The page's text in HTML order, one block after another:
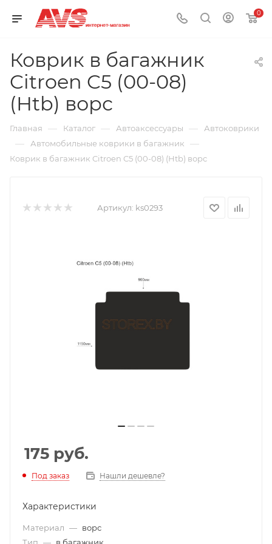
0
Коврик в багажник
Citroen C5 (00-08)
(Htb) ворс
Главная — Каталог — Автоаксессуары — Автоковрики
— Автомобильные коврики в багажник —
Коврик в багажник Citroen C5 (00-08) (Htb) ворс
Артикул: ks0293
175 руб.
Под заказ Нашли дешевле?
Характеристики
Материал — ворс